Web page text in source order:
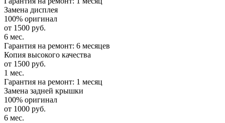
Замена дисплея
100% оригинал
от 1500 руб.
6 мес.
Гарантия на ремонт: 6 месяцев
Копия высокого качества
от 1500 руб.
1 мес.
Гарантия на ремонт: 1 месяц
Замена задней крышки
100% оригинал
от 1000 руб.
6 мес.